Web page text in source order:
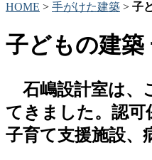
HOME > 手がけた建築 > 子
子どもの建築
石嶋設計室は、
てきました。認可
子育て支援施設、